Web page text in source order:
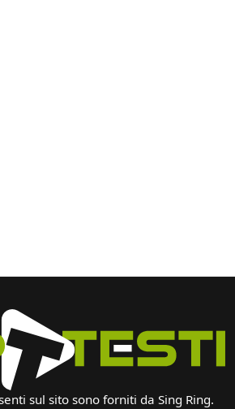
sul sito sono forniti da Sing Ring.